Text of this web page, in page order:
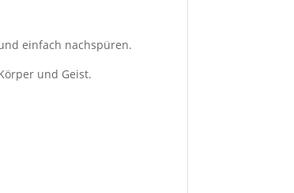
einfach nachspüren.
und Geist.